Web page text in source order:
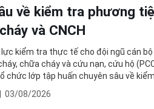
nhân dân (12/7/1946 - 12/7/2026)
Phòng cháy chữa
Tuyển dụng và đào
Chế độ chính sách
Pháp chế
về kiểm tra phương
và CNCH
kiểm tra thực tế cho đội ngũ cán
chữa cháy và cứu nạn, cứu hộ
chức lớp tập huấn chuyên sâu về
...
03/08/2026